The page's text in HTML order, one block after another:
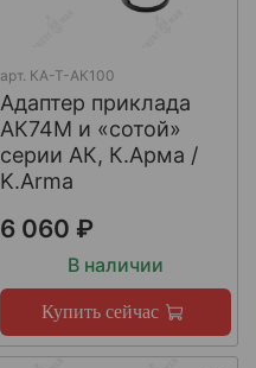
арт. КА-Т-АК100
Адаптер приклада
АК74М и «сотой»
серии АК, К.Арма /
K.Arma
6 060 ₽
В наличии
Купить сейчас